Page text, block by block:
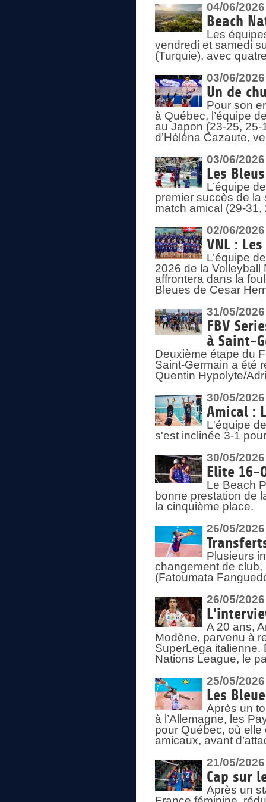
04/06/2026
Beach
Les
vendredi et samedi
(Turquie), avec
03/06/2026
Un de
Pour son
à Québec, l’équipe
au Japon (23-25,
d’Héléna Cazaute,
03/06/2026
Les
L’équipe
premier succès de la
match amical (29-
02/06/2026
VNL :
L’équipe
2026 de la
affrontera dans la
Bleues de Cesar
31/05/2026
FBV
à Saint-
Deuxième étape du
Saint-Germain a été
Quentin Hypolyte/
30/05/2026
Amical :
L'équipe
s'est inclinée 3-1
30/05/2026
Elite 16-
Le Beach
bonne prestation de
la cinquième place.
26/05/2026
Plusieurs
changement de
(Fatoumata
26/05/2026
A 20 ans,
Modène, parvenu à
SuperLega italienne.
Nations League, le
25/05/2026
Les
Après un
à l’Allemagne, les
pour Québec, où
amicaux, avant
21/05/2026
Cap sur
Après un